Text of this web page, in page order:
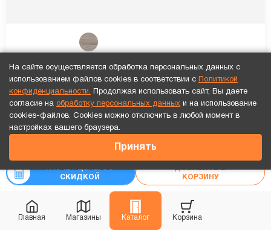
Главная Магазины Каталог Корзина
Точный расчет за 10 минут по СМС или телефону!
СКИДКОЙ
КОРЗИНУ
ПО SHIK 4 Санторини стекло черное
Установкакаждой дверибесплатно!
10 855₽
Рассчитать цену«под ключ»
На сайте осуществляется обработка персональных данных с
использованием файлов cookies в соответствии с
Политикой
конфиденциальности. Продолжая использовать сайт, Вы даете
согласие на обработку персональных данных и на использование
cookies-файлов. Cookies можно отключить в любой момент в
настройках вашего браузера.
Принять